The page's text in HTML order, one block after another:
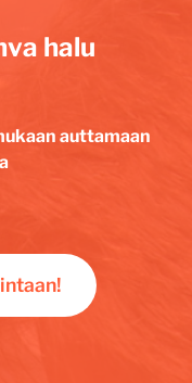
halu
auttamaan